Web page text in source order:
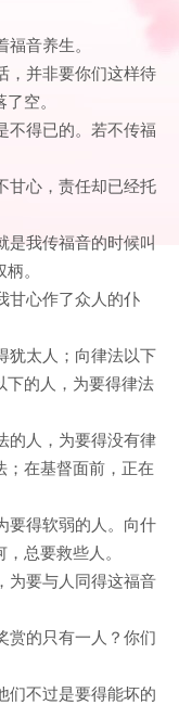
音养生。
，并非要你们这样待
空。
不得已的。若不传福
甘心，责任却已经托
是我传福音的时候叫
。
甘心作了众人的仆
犹太人；向律法以下
下的人，为要得律法
的人，为要得没有律
在基督面前，正在
要得软弱的人。向什
总要救些人。
为要与人同得这福音
赏的只有一人？你们
们不过是要得能坏的